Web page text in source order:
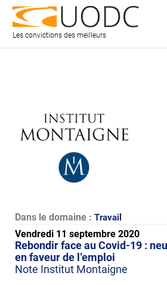
Les convictions des meilleurs
Dans le domaine : Travail
Vendredi 11 septembre 2020
Rebondir face au Covid-19 :
en faveur de l’emploi
Note Institut Montaigne